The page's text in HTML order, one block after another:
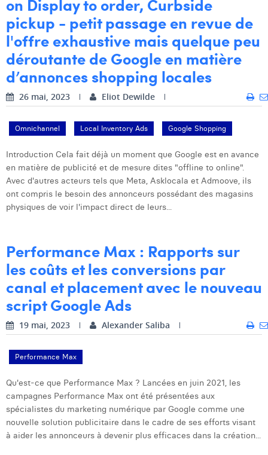
on Display to order, Curbside
pickup - petit passage en revue de
l'offre exhaustive mais quelque peu
déroutante de Google en matière
d’annonces shopping locales
26 mai, 2023 Eliot Dewilde
Omnichannel Local Inventory Ads Google Shopping
Introduction Cela fait déjà un moment que Google est en avance
en matière de publicité et de mesure dites "offline to online".
Avec d'autres acteurs tels que Meta, Asklocala et Admoove, ils
ont compris le besoin des annonceurs possédant des magasins
physiques de voir l'impact direct de leurs...
Performance Max : Rapports sur
les coûts et les conversions par
canal et placement avec le nouveau
script Google Ads
19 mai, 2023 Alexander Saliba
Performance Max
Qu'est-ce que Performance Max ? Lancées en juin 2021, les
campagnes Performance Max ont été présentées aux
spécialistes du marketing numérique par Google comme une
nouvelle solution publicitaire dans le cadre de ses efforts visant
à aider les annonceurs à devenir plus efficaces dans la création...